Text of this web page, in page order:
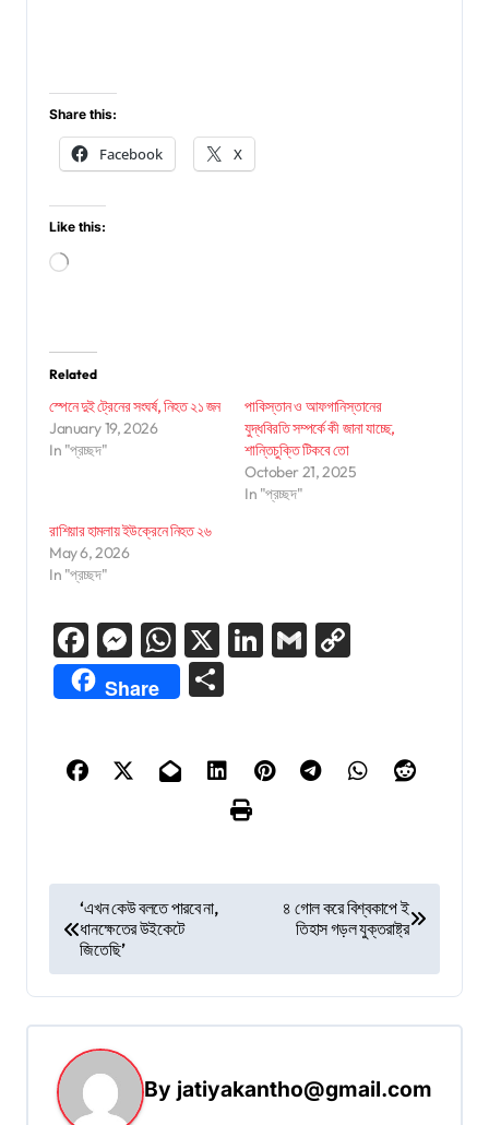
Share this:
Facebook X
Like this:
Loading…
Related
স্পেনে দুই ট্রেনের সংঘর্ষ, নিহত ২১ জন
January 19, 2026
In "প্রচ্ছদ"
পাকিস্তান ও আফগানিস্তানের
যুদ্ধবিরতি সম্পর্কে কী জানা যাচ্ছে,
শান্তিচুক্তি টিকবে তো
October 21, 2025
In "প্রচ্ছদ"
রাশিয়ার হামলায় ইউক্রেনে নিহত ২৬
May 6, 2026
In "প্রচ্ছদ"
Facebook
Messenger
WhatsApp
X LinkedIn
Gmail
Share
o
s
t
a
v
‘এখন কেউ বলতে পারবে না,
ধানক্ষেতের উইকেটে
জিতেছি’
৪ গোল করে বিশ্বকাপে ই
তিহাস গড়ল যুক্তরাষ্ট্র
By jatiyakantho@gmail.com